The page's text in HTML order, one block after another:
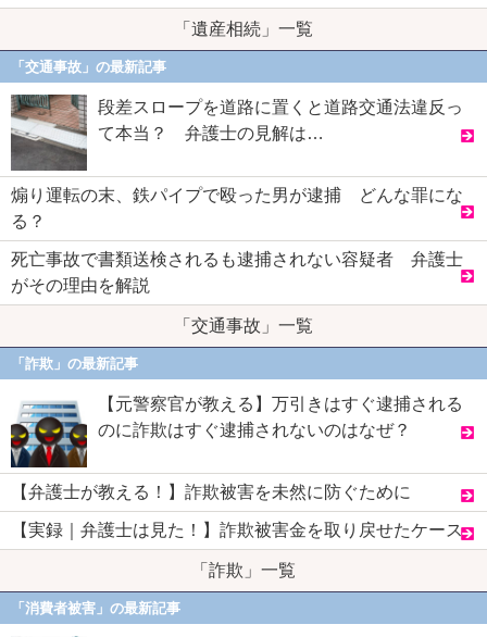
「遺産相続」一覧
「交通事故」の最新記事
段差スロープを道路に置くと道路交通法違反っ
て本当？ 弁護士の見解は…
煽り運転の末、鉄パイプで殴った男が逮捕 どんな罪にな
る？
死亡事故で書類送検されるも逮捕されない容疑者 弁護士
がその理由を解説
「交通事故」一覧
「詐欺」の最新記事
【元警察官が教える】万引きはすぐ逮捕される
のに詐欺はすぐ逮捕されないのはなぜ？
【弁護士が教える！】詐欺被害を未然に防ぐために
【実録｜弁護士は見た！】詐欺被害金を取り戻せたケース
「詐欺」一覧
「消費者被害」の最新記事